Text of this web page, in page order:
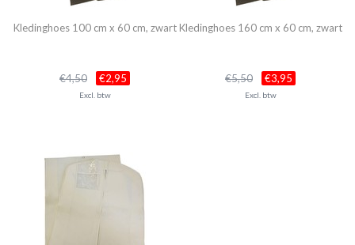
Kledinghoes 100 cm x 60 cm, zwart
€4,50 €2,95
Excl. btw
Kledinghoes 160 cm x 60 cm, zwart
€5,50 €3,95
Excl. btw